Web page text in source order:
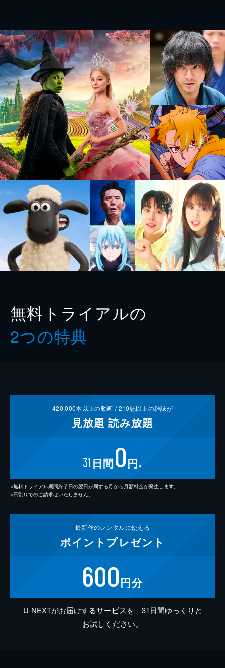
無料トライアルの
2つの特典
420,000本以上の動画 /210誌以上の雑誌が
見放題 読み放題
31 日間0円 ※
※無料トライアル期間終了日の翌日が属する月から月額料金が発生します。
※日割りでのご請求はいたしません。
最新作のレンタルに使える
ポイント プレゼント
600円分
U-NEXTがお届けするサービスを、31日間ゆっくりと
お試しください。